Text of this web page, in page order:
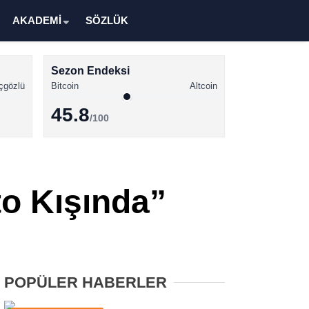
Altcoin Haberleri
XRP Haberleri
AKADEMİ SÖZLÜK
Sezon Endeksi
Bitcoin Altcoin
45.8/100
Kışında”
POPÜLER HABERLER